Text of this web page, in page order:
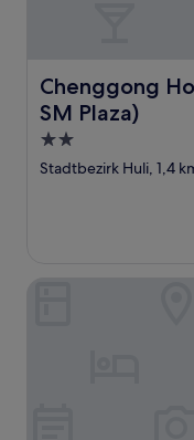
Chenggong
SM Plaza)
Chenggong Hotel
2.0-
Sterne-
Stadtbezirk Huli, 1,4
Beiduola Boutique